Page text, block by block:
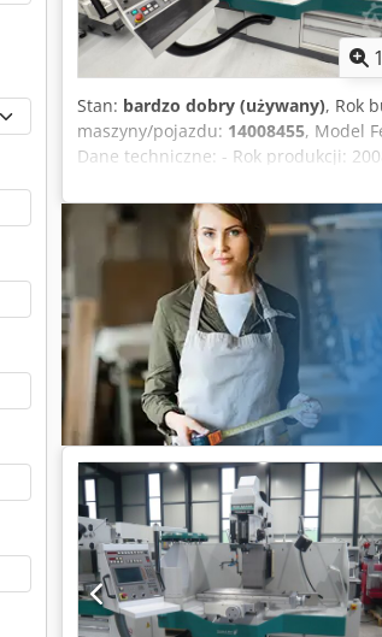
1
Stan: bardzo dobry (używany), Rok
maszyny/pojazdu: 14008455, Model
Dane techniczne: - Rok produkcji:
wiertarskiej: 160 mm - Wymiary
Odległość stół – nos wrzeciona: 0 -
1 - 1200 mm/min - System szybkiej
- Wymiary maszyny (szer. x gł. x
TNC 320 - Oś czwarta z konikiem
Mikroskop - Sonda pomiarowa